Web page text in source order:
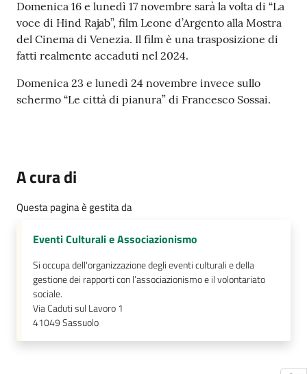
Domenica 16 e lunedì 17 novembre sarà la volta di “La
voce di Hind Rajab”, film Leone d’Argento alla Mostra
del Cinema di Venezia. Il film è una trasposizione di
fatti realmente accaduti nel 2024.
Domenica 23 e lunedì 24 novembre invece sullo
schermo “Le città di pianura” di Francesco Sossai.
A cura di
Questa pagina è gestita da
Eventi Culturali e Associazionismo
Si occupa dell'organizzazione degli eventi culturali e della
gestione dei rapporti con l’associazionismo e il volontariato
sociale.
Via Caduti sul Lavoro 1
41049Sassuolo